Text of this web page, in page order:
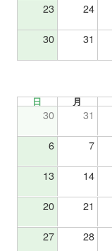
23 24
30 31
日 月
30 31
6 7
13 14
20 21
27 28